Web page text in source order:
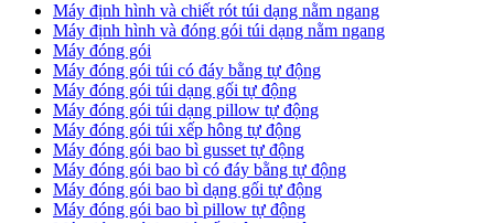
Máy định hình và chiết rót túi dạng nằm ngang
Máy định hình và đóng gói túi dạng nằm ngang
Máy đóng gói
Máy đóng gói túi có đáy bằng tự động
Máy đóng gói túi dạng gối tự động
Máy đóng gói túi dạng pillow tự động
Máy đóng gói túi xếp hông tự động
Máy đóng gói bao bì gusset tự động
Máy đóng gói bao bì có đáy bằng tự động
Máy đóng gói bao bì dạng gối tự động
Máy đóng gói bao bì pillow tự động